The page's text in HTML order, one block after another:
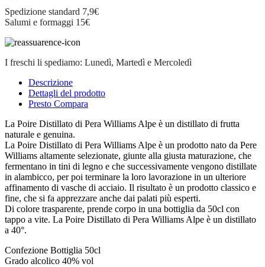
Spedizione standard 7,9€
Salumi e formaggi 15€
I freschi li spediamo: Lunedì, Martedì e Mercoledì
Descrizione
Dettagli del prodotto
Presto Compara
La Poire Distillato di Pera Williams Alpe è un distillato di frutta
naturale e genuina.
La Poire Distillato di Pera Williams Alpe è un prodotto nato da Pere
Williams altamente selezionate, giunte alla giusta maturazione, che
fermentano in tini di legno e che successivamente vengono distillate
in alambicco, per poi terminare la loro lavorazione in un ulteriore
affinamento di vasche di acciaio. Il risultato è un prodotto classico e
fine, che si fa apprezzare anche dai palati più esperti.
Di colore trasparente, prende corpo in una bottiglia da 50cl con
tappo a vite. La Poire Distillato di Pera Williams Alpe è un distillato
a 40°.
Confezione Bottiglia 50cl
Grado alcolico 40% vol